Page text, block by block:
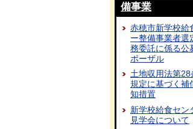
備事業
赤穂市新学校給
ー整備事業者選
務委託に係る公
ポーザル
土地収用法第28
規定に基づく補
知措置
新学校給食セン
見学会について